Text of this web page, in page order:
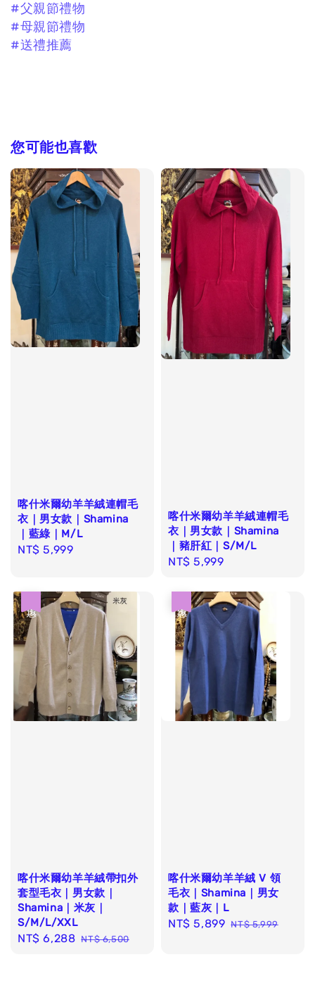
#父親節禮物
#母親節禮物
#送禮推薦
您可能也喜歡
喀什米爾幼羊羊絨連帽毛
衣｜男女款｜Shamina
｜藍綠｜M/L
Regular
NT$ 5,999
喀什米爾幼羊羊絨連帽毛
衣｜男女款｜Shamina
｜豬肝紅｜S/M/L
Regular
NT$ 5,999
喀什米爾幼羊羊絨帶扣外
套型毛衣｜男女款｜
Shamina｜米灰｜
S/M/L/XXL
Sale
NT$ 6,288 Regular
NT$ 6,500
喀什米爾幼羊羊絨 V 領
毛衣｜Shamina｜男女
款｜藍灰｜L
Sale
NT$ 5,899 Regular
NT$ 5,999